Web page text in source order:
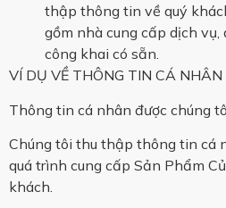
thập thông tin về quý
gồm nhà cung cấp dịch vụ,
công khai có sẵn.
VÍ DỤ VỀ THÔNG TIN CÁ
Thông tin cá nhân được chúng
Chúng tôi thu thập thông tin cá
quá trình cung cấp Sản Phẩm
khách.